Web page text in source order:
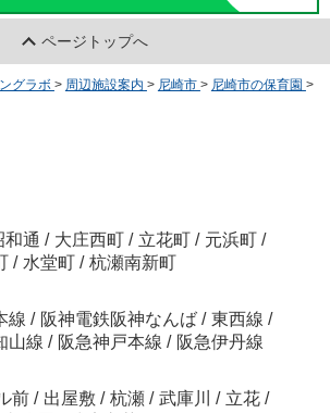
ページトップへ
グラボ > 周辺施設案内 > 尼崎市 > 尼崎市の保育園 >
和通 / 大庄西町 / 立花町 / 元浜町 /
/ 水堂町 / 杭瀬南新町
線 / 阪神電鉄阪神なんば / 東西線 /
山線 / 阪急神戸本線 / 阪急伊丹線
前 / 出屋敷 / 杭瀬 / 武庫川 / 立花 /